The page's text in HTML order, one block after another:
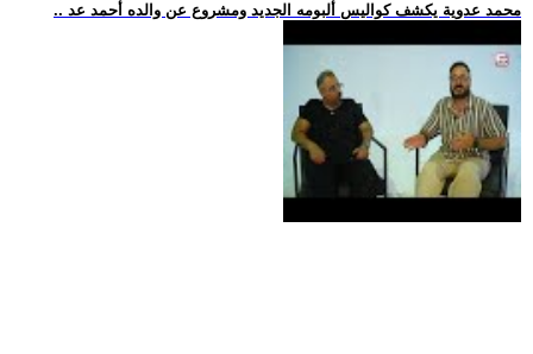
.. محمد عدوية يكشف كواليس ألبومه الجديد ومشروع عن والده أحمد عد